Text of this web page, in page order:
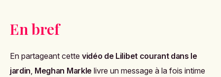
En bref
En partageant cette vidéo de Lilibet courant dans le
jardin, Meghan Markle livre un message à la fois intime